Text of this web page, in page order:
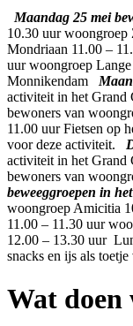
Maandag 25 mei
10.30 uur
Mondriaan 11.00 –
uur woongroep
Monnikendam
activiteit in het Grand
bewoners van
11.00 uur Fietsen op
voor deze activiteit.
activiteit in het Grand
bewoners van
beweeggroepen in
woongroep Amicitia
11.00 – 11.30 uur
12.00 – 13.30 uur
snacks en ijs als
Wat doen